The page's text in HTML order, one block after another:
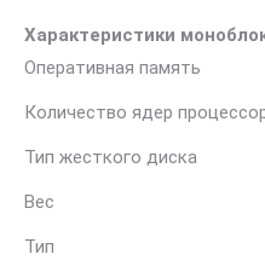
Характеристики
Оперативная память
Количество ядер
Тип жесткого
Вес 6
Тип